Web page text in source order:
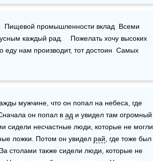
Пищевой промышленности вклад  Всеми
каждый рад.    Пожелать хочу высоких
еду нам производит, тот достоин  Самых
мужчине, что он попал на небеса, где
он попал в ад и увидел там огромный
сидели несчастные люди, которые не могли
ложки. Потом он увидел рай , где тоже был
столами также сидели люди, которые не